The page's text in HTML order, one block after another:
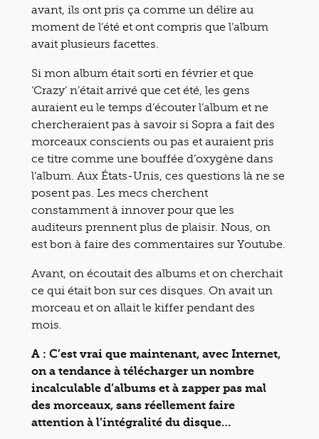
avant, ils ont pris ça comme un délire au
moment de l’été et ont compris que l’album
avait plusieurs facettes.
Si mon album était sorti en février et que
‘Crazy’ n’était arrivé que cet été, les gens
auraient eu le temps d’écouter l’album et ne
chercheraient pas à savoir si Sopra a fait des
morceaux conscients ou pas et auraient pris
ce titre comme une bouffée d’oxygène dans
l’album. Aux États-Unis, ces questions là ne se
posent pas. Les mecs cherchent
constamment à innover pour que les
auditeurs prennent plus de plaisir. Nous, on
est bon à faire des commentaires sur Youtube.
Avant, on écoutait des albums et on cherchait
ce qui était bon sur ces disques. On avait un
morceau et on allait le kiffer pendant des
mois.
A : C’est vrai que maintenant, avec Internet,
on a tendance à télécharger un nombre
incalculable d’albums et à zapper pas mal
des morceaux, sans réellement faire
attention à l’intégralité du disque…